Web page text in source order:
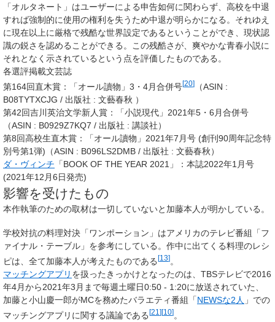
「オルタネート」はユーザーによる申告如何に関わらず、高校を中退
すれば強制的に使用の権利を失うため中退が明らかになる。それゆえ
に現在以上に厳格で残酷な世界設定であるということができ、現状認
識の鋭さを認めることができる。この残酷さが、爽やかな青春小説に
それとなく示されているという点を評価したものである。
各選評掲載文芸誌
第164回直木賞：「オール讀物」3・4月合併号[20] （ASIN :
B08TYTXCJG / 出版社 : 文藝春秋 ）
第42回吉川英治文学新人賞：「小説現代」2021年5・6月合併号
（ASIN : B0929Z7KQ7 / 出版社 : 講談社）
第8回高校生直木賞：「オール讀物」2021年7月号 (創刊90周年記念特
別号第1弾)（ASIN : B096LS2DMB / 出版社 : 文藝春秋）
ダ・ヴィンチ 「BOOK OF THE YEAR 2021」：本誌2022年1月号
(2021年12月6日発売)
影響を受けたもの
本作執筆のための取材は一切していないと加藤本人が明かしている。
学校対抗の料理対決「ワンポーション」はアメリカのテレビ番組「フ
ァイナル・テーブル」を参考にしている。作中に出てくる料理のレシ
ピは、全て加藤本人が考えたものである [13] 。
マッチングアプリ を扱ったきっかけとなったのは、TBSテレビで2016
年4月から2021年3月まで毎週土曜日0:50 - 1:20に放送されていた、
加藤と小山慶一郎がMCを務めたバラエティ番組「NEWSな2人 」での
マッチングアプリに関する議論である[21 ][10]。